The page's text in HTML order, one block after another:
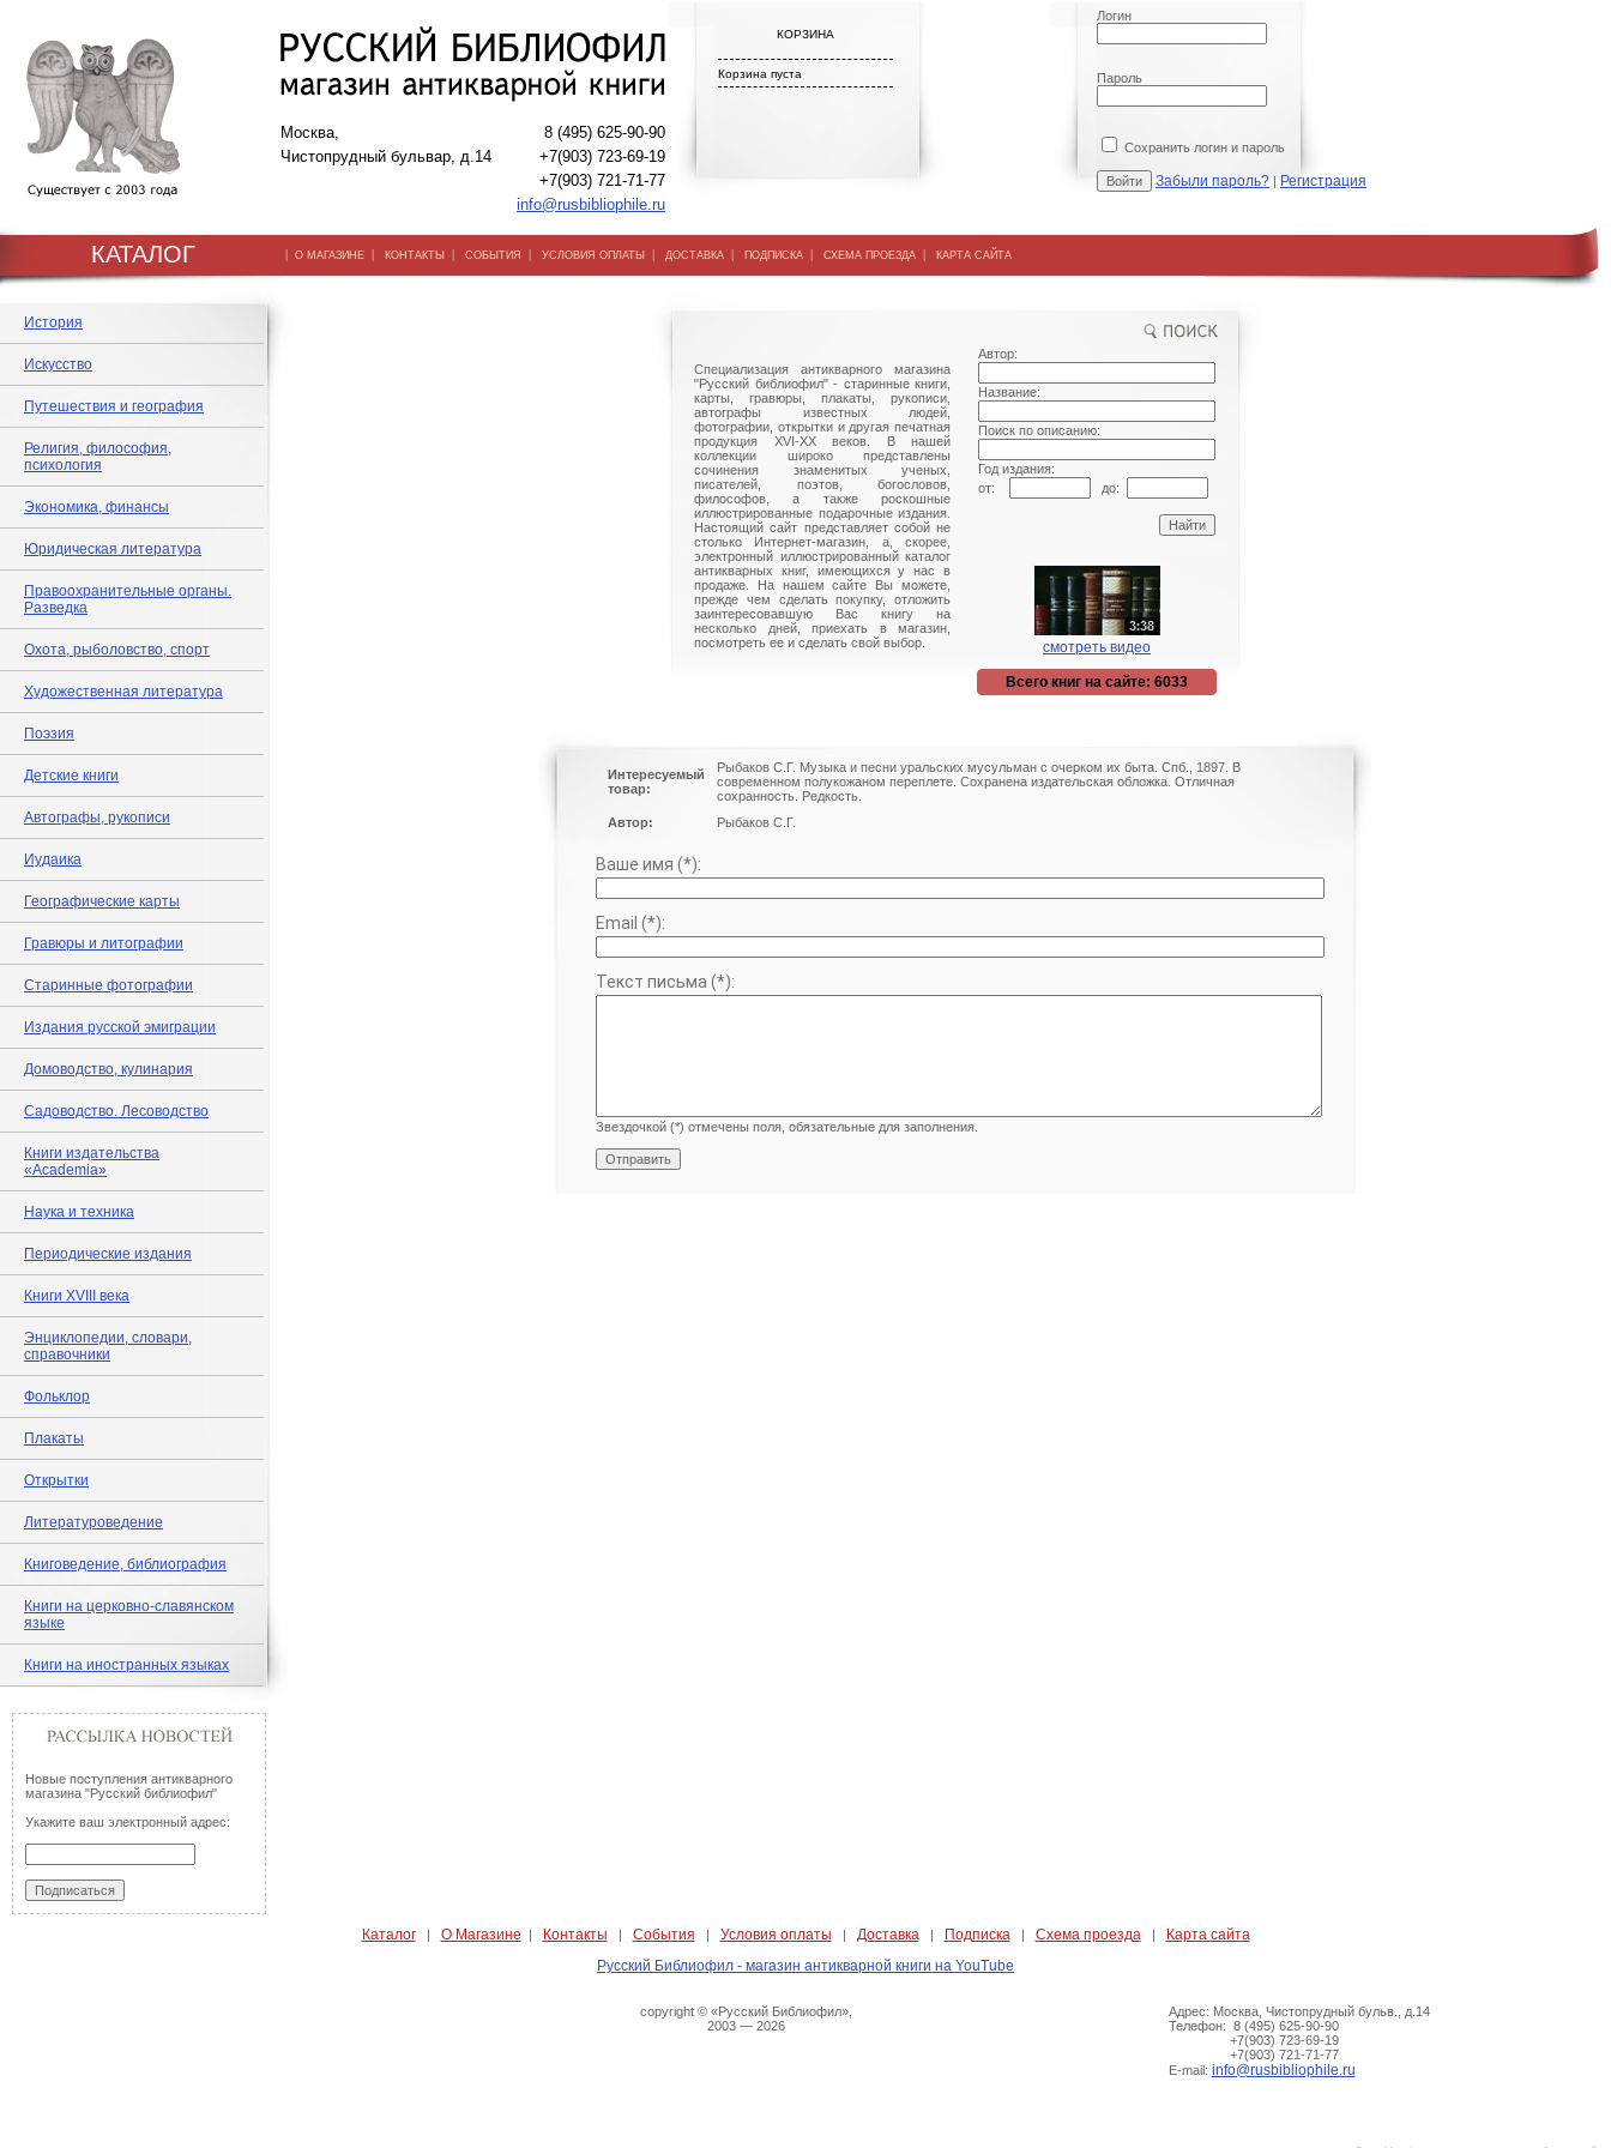
Москва,
Чистопрудный бульвар, д.14
8 (495) 625-90-90
+7(903) 723-69-19
+7(903) 721-71-77
info@rusbibliophile.ru
КОРЗИНА
Корзина пуста
Логин
Пароль
Сохранить логин и пароль
Забыли пароль? | Регистрация
КАТАЛОГ | О МАГАЗИНЕ | КОНТАКТЫ | СОБЫТИЯ | УСЛОВИЯ ОПЛАТЫ | ДОСТАВКА | ПОДПИСКА | СХЕМА ПРОЕЗДА | КАРТА САЙТА
История
Искусство
Путешествия и география
Религия, философия,
психология
Экономика, финансы
Юридическая литература
Правоохранительные органы.
Разведка
Охота, рыболовство, спорт
Художественная литература
Поэзия
Детские книги
Автографы, рукописи
Иудаика
Географические карты
Гравюры и литографии
Старинные фотографии
Издания русской эмиграции
Домоводство, кулинария
Садоводство. Лесоводство
Книги издательства
«Academia»
Наука и техника
Периодические издания
Книги XVIII века
Энциклопедии, словари,
справочники
Фольклор
Плакаты
Открытки
Литературоведение
Книговедение, библиография
Книги на церковно-славянском
языке
Книги на иностранных языках
Новые поступления антикварного
магазина "Русский библиофил"
Укажите ваш электронный адрес:
Специализация антикварного магазина
"Русский библиофил" - старинные книги,
карты, гравюры, плакаты, рукописи,
автографы известных людей,
фотографии, открытки и другая печатная
продукция XVI-XX веков. В нашей
коллекции широко представлены
сочинения знаменитых ученых,
писателей, поэтов, богословов,
философов, а также роскошные
иллюстрированные подарочные издания.
Настоящий сайт представляет собой не
столько Интернет-магазин, а, скорее,
электронный иллюстрированный каталог
антикварных книг, имеющихся у нас в
продаже. На нашем сайте Вы можете,
прежде чем сделать покупку, отложить
заинтересовавшую Вас книгу на
несколько дней, приехать в магазин,
посмотреть ее и сделать свой выбор.
Автор:
Название:
Поиск по описанию:
Год издания:
от:
до:
смотреть видео
Всего книг на сайте: 6033
Интересуемый
товар:
Рыбаков С.Г. Музыка и песни уральских мусульман с очерком их быта. Спб., 1897. В
современном полукожаном переплете. Сохранена издательская обложка. Отличная
сохранность. Редкость.
Автор:
Рыбаков С.Г.
Ваше имя (*):
Email (*):
Текст письма (*):
Звездочкой (*) отмечены поля, обязательные для заполнения.
Каталог| О Магазине | Контакты | События | Условия оплаты | Доставка | Подписка | Схема проезда |
Карта сайта
Русский Библиофил - магазин антикварной книги на YouTube
copyright © «Русский Библиофил»,
2003 — 2026
Адрес: Москва, Чистопрудный бульв., д.14
Телефон: 8 (495) 625-90-90
+7(903) 723-69-19
+7(903) 721-71-77
E-mail: info@rusbibliophile.ru